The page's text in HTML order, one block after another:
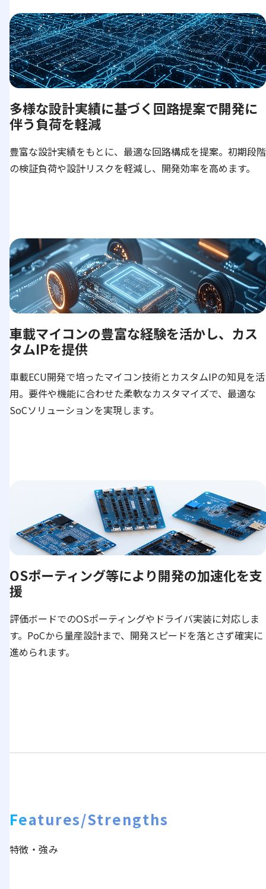
多様な設計実績に基づく回路提案で開発に
伴う負荷を軽減
豊富な設計実績をもとに、最適な回路構成を提案。初期段階
の検証負荷や設計リスクを軽減し、開発効率を高めます。
車載マイコンの豊富な経験を活かし、カス
タムIPを提供
車載ECU開発で培ったマイコン技術とカスタムIPの知見を活
用。要件や機能に合わせた柔軟なカスタマイズで、最適な
SoCソリューションを実現します。
OSポーティング等により開発の加速化を支
援
評価ボードでのOSポーティングやドライバ実装に対応しま
す。PoCから量産設計まで、開発スピードを落とさず確実に
進められます。
Features/Strengths
特徴・強み